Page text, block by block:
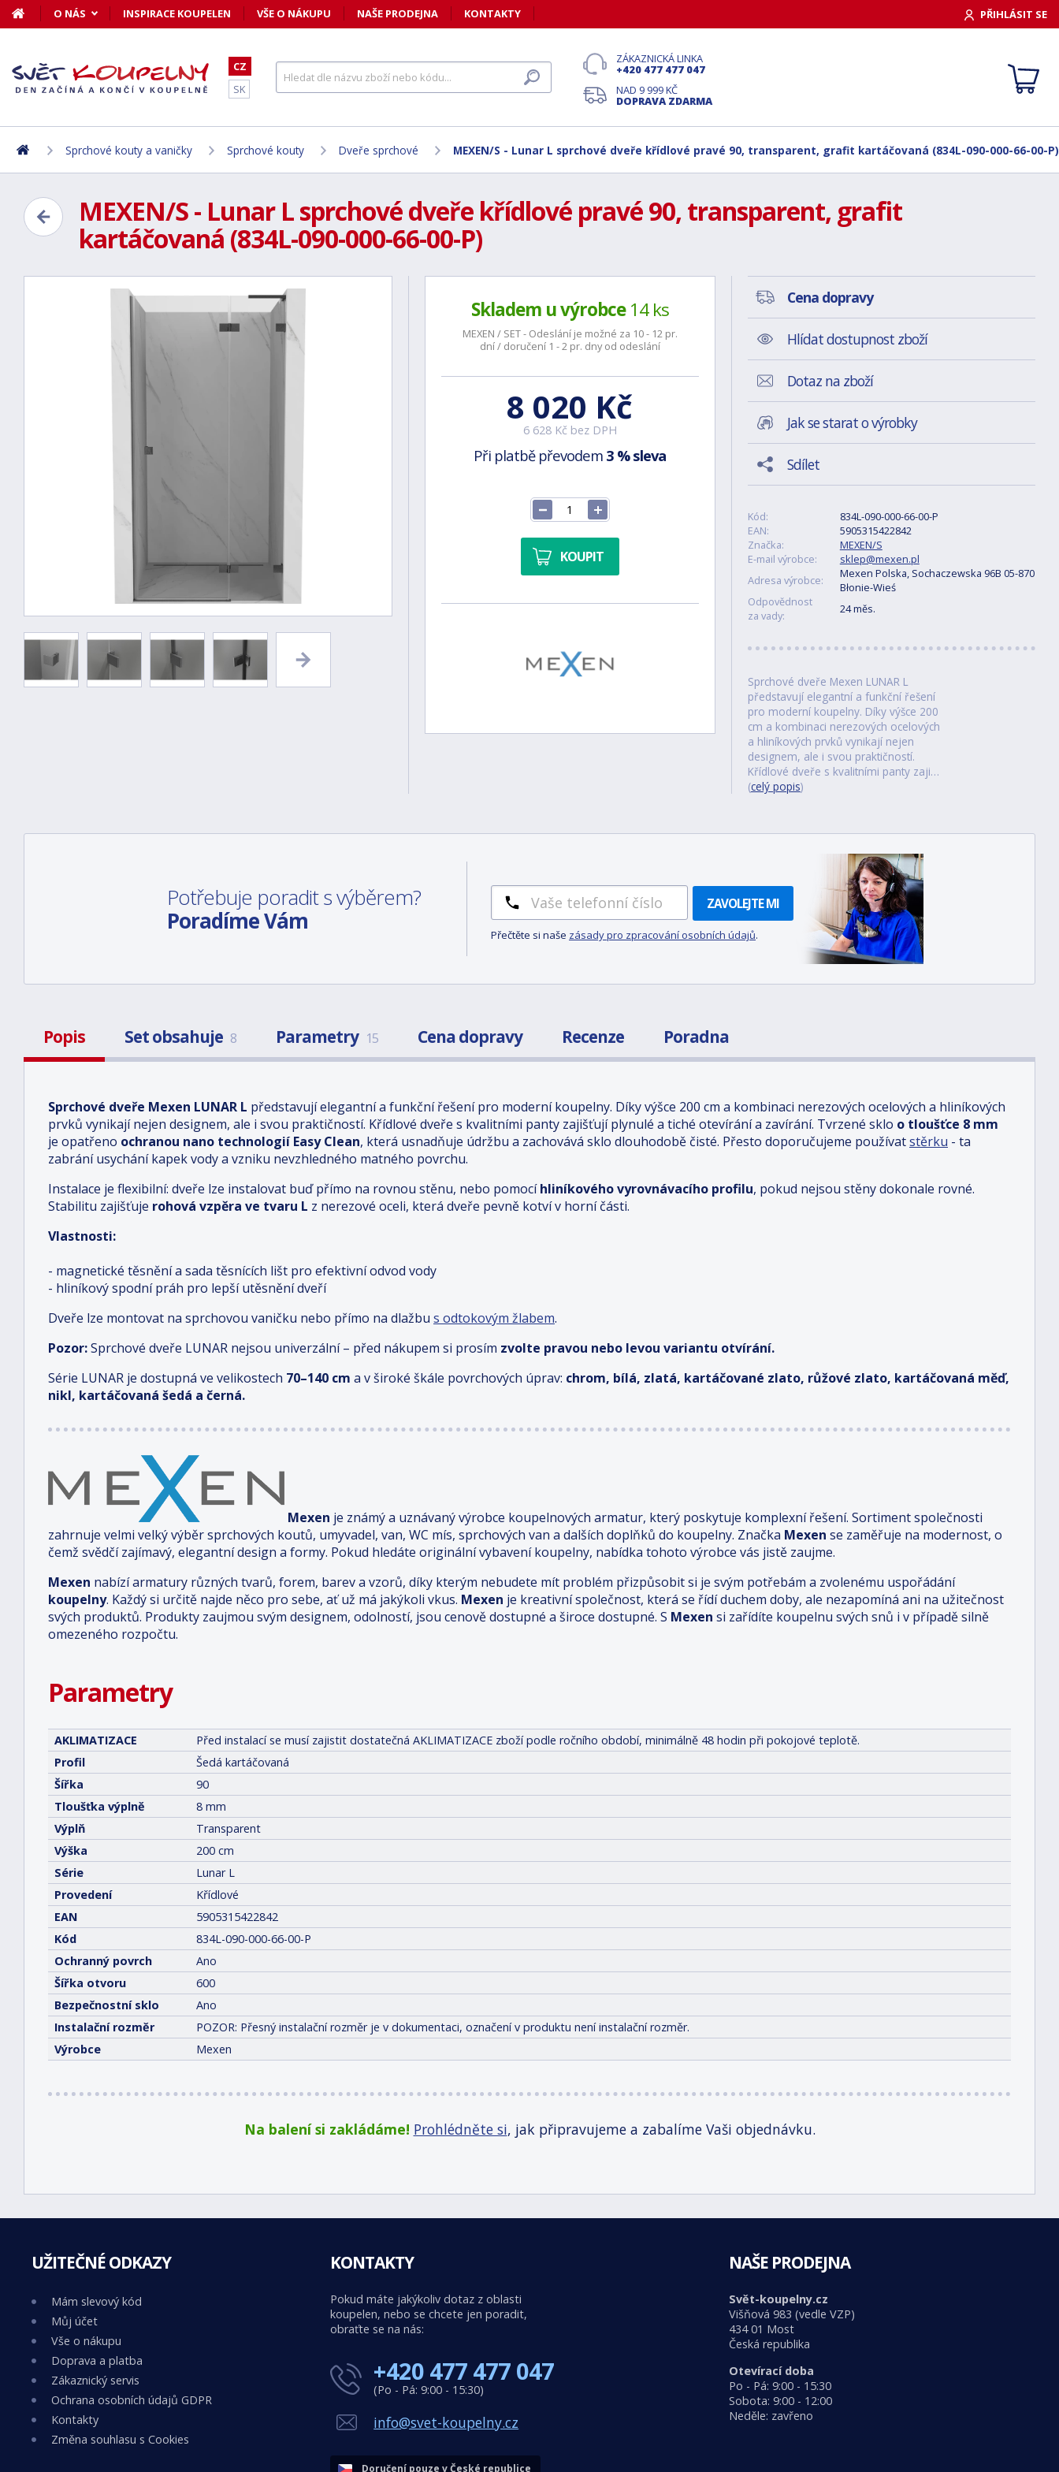
O NÁS INSPIRACE KOUPELEN VŠE O NÁKUPU NAŠE PRODEJNA KONTAKTY PŘIHLÁSIT SE
CZ
SK
ZÁKAZNICKÁ LINKA
+420 477 477 047
NAD 9 999 KČ
DOPRAVA ZDARMA
Sprchové kouty a vaničky Sprchové kouty Dveře sprchové MEXEN/S - Lunar L sprchové dveře křídlové pravé 90, transparent, grafit kartáčovaná (834L-090-000-66-00-P)
MEXEN/S - Lunar L sprchové dveře křídlové pravé 90, transparent, grafit
kartáčovaná (834L-090-000-66-00-P)
Skladem u výrobce14 ks
MEXEN / SET - Odeslání je možné za 10 - 12 pr.
dní / doručení 1 - 2 pr. dny od odeslání
8 020 Kč
6 628 Kč bez DPH
Při platbě převodem 3 % sleva
KOUPIT
Cena dopravy
Hlídat dostupnost zboží
Dotaz na zboží
Jak se starat o výrobky
Sdílet
Kód:
834L-090-000-66-00-P
EAN:
5905315422842
Značka:
MEXEN/S
E-mail výrobce:
sklep@mexen.pl
Adresa výrobce:
Mexen Polska, Sochaczewska 96B 05-870
Błonie-Wieś
Odpovědnost
za vady:
24 měs.
Sprchové dveře Mexen LUNAR L
představují elegantní a funkční řešení
pro moderní koupelny. Díky výšce 200
cm a kombinaci nerezových ocelových
a hliníkových prvků vynikají nejen
designem, ale i svou praktičností.
Křídlové dveře s kvalitními panty zaji…
(celý popis)
Potřebuje poradit s výběrem?
Poradíme Vám
ZAVOLEJTE MI
Přečtěte si naše zásady pro zpracování osobních údajů.
Popis Set obsahuje 8 Parametry 15 Cena dopravy Recenze Poradna
Sprchové dveře Mexen LUNAR L představují elegantní a funkční řešení pro moderní koupelny. Díky výšce 200 cm a kombinaci nerezových ocelových a hliníkových
prvků vynikají nejen designem, ale i svou praktičností. Křídlové dveře s kvalitními panty zajišťují plynulé a tiché otevírání a zavírání. Tvrzené sklo o tloušťce 8 mm
je opatřeno ochranou nano technologií Easy Clean, která usnadňuje údržbu a zachovává sklo dlouhodobě čisté. Přesto doporučujeme používatstěrku - ta
zabrání usychání kapek vody a vzniku nevzhledného matného povrchu.
Instalace je flexibilní: dveře lze instalovat buď přímo na rovnou stěnu, nebo pomocíhliníkového vyrovnávacího profilu, pokud nejsou stěny dokonale rovné.
Stabilitu zajišťuje rohová vzpěra ve tvaru L z nerezové oceli, která dveře pevně kotví v horní části.
Vlastnosti:
- magnetické těsnění a sada těsnících lišt pro efektivní odvod vody
- hliníkový spodní práh pro lepší utěsnění dveří
Dveře lze montovat na sprchovou vaničku nebo přímo na dlažbu s odtokovým žlabem.
Pozor:Sprchové dveře LUNAR nejsou univerzální – před nákupem si prosím zvolte pravou nebo levou variantu otvírání.
Série LUNAR je dostupná ve velikostech 70–140 cm a v široké škále povrchových úprav: chrom, bílá, zlatá, kartáčované zlato, růžové zlato, kartáčovaná měď,
nikl, kartáčovaná šedá a černá.
Mexen je známý a uznávaný výrobce koupelnových armatur, který poskytuje komplexní řešení. Sortiment společnosti
zahrnuje velmi velký výběr sprchových koutů, umyvadel, van, WC mís, sprchových van a dalších doplňků do koupelny. Značka Mexen se zaměřuje na modernost, o
čemž svědčí zajímavý, elegantní design a formy. Pokud hledáte originální vybavení koupelny, nabídka tohoto výrobce vás jistě zaujme.
Mexen nabízí armatury různých tvarů, forem, barev a vzorů, díky kterým nebudete mít problém přizpůsobit si je svým potřebám a zvolenému uspořádání
koupelny. Každý si určitě najde něco pro sebe, ať už má jakýkoli vkus. Mexen je kreativní společnost, která se řídí duchem doby, ale nezapomíná ani na užitečnost
svých produktů. Produkty zaujmou svým designem, odolností, jsou cenově dostupné a široce dostupné. S Mexen si zařídíte koupelnu svých snů i v případě silně
omezeného rozpočtu.
Parametry
AKLIMATIZACE
Před instalací se musí zajistit dostatečná AKLIMATIZACE zboží podle ročního období, minimálně 48 hodin při pokojové teplotě.
Profil
Šedá kartáčovaná
Šířka
90
Tloušťka výplně
8 mm
Výplň
Transparent
Výška
200 cm
Série
Lunar L
Provedení
Křídlové
EAN
5905315422842
Kód
834L-090-000-66-00-P
Ochranný povrch
Ano
Šířka otvoru
600
Bezpečnostní sklo
Ano
Instalační rozměr
POZOR: Přesný instalační rozměr je v dokumentaci, označení v produktu není instalační rozměr.
Výrobce
Mexen
Na balení si zakládáme! Prohlédněte si, jak připravujeme a zabalíme Vaši objednávku.
UŽITEČNÉ ODKAZY
Mám slevový kód
Můj účet
Vše o nákupu
Doprava a platba
Zákaznický servis
Ochrana osobních údajů GDPR
Kontakty
Změna souhlasu s Cookies
KONTAKTY
Pokud máte jakýkoliv dotaz z oblasti
koupelen, nebo se chcete jen poradit,
obraťte se na nás:
+420 477 477 047
(Po - Pá: 9:00 - 15:30)
info@svet-koupelny.cz
Doručení pouze v České republice
NAŠE PRODEJNA
Svět-koupelny.cz
Višňová 983 (vedle VZP)
434 01 Most
Česká republika
Otevírací doba
Po - Pá: 9:00 - 15:30
Sobota: 9:00 - 12:00
Neděle: zavřeno